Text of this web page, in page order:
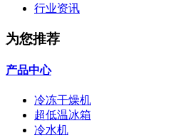
行业资讯
为您推荐
产品中心
冷冻干燥机
超低温冰箱
冷水机